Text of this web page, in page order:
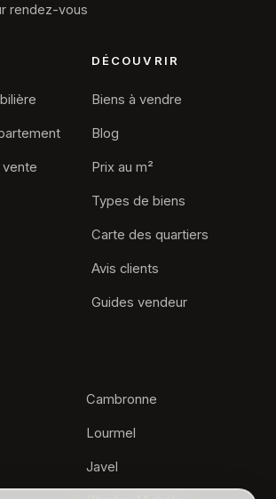
rendez-vous
DÉCOUVRIR
Biens à vendre
Blog
Prix au m²
Types de biens
Carte des quartiers
Avis clients
Guides vendeur
Cambronne
Lourmel
Javel